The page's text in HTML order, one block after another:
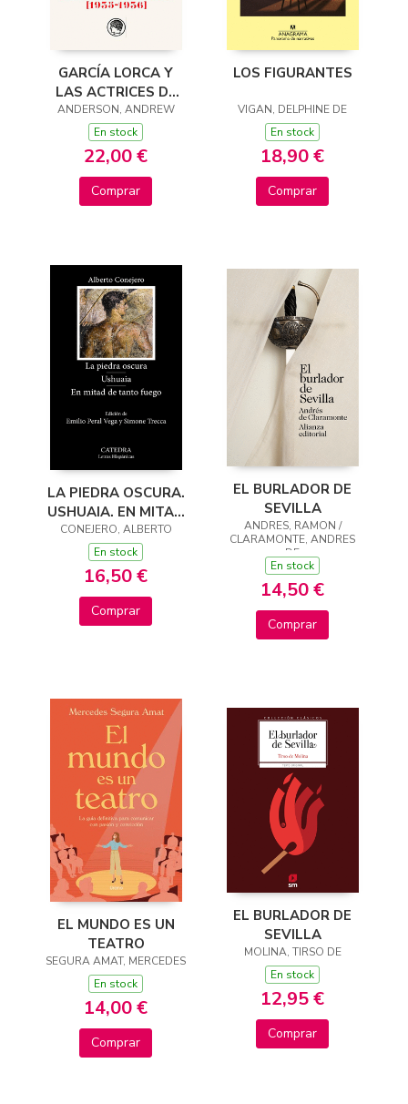
GARCÍA LORCA Y
LAS ACTRICES DE
SUS ÚLTIMOS
PROYECTOS
TEATRALES (1935-
1936)
ANDERSON, ANDREW
En stock
22,00 €
Comprar
LOS FIGURANTES
VIGAN, DELPHINE DE
En stock
18,90 €
Comprar
LA PIEDRA OSCURA.
USHUAIA. EN MITAD
DE TANTO FUEGO
CONEJERO, ALBERTO
En stock
16,50 €
Comprar
EL BURLADOR DE
SEVILLA
ANDRES, RAMON /
CLARAMONTE, ANDRES
DE
En stock
14,50 €
Comprar
EL MUNDO ES UN
TEATRO
SEGURA AMAT, MERCEDES
En stock
14,00 €
Comprar
EL BURLADOR DE
SEVILLA
MOLINA, TIRSO DE
En stock
12,95 €
Comprar